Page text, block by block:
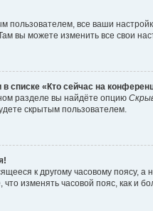
пользователем, все ваши
Там вы можете изменить все свои
списке «Кто сейчас на
разделе вы найдёте опцию
скрытым пользователем.
к другому часовому поясу, а
что изменять часовой пояс, как и